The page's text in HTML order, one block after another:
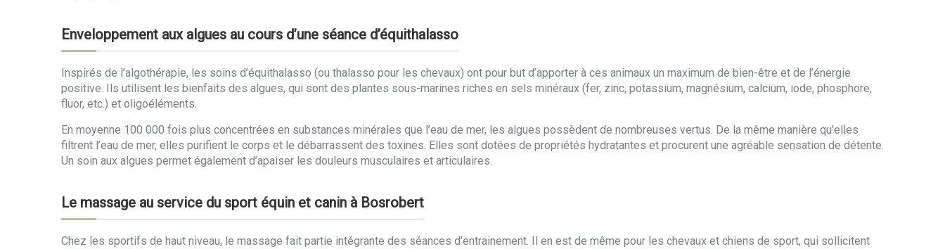
Enveloppement aux algues au cours d’une séance d’équithalasso
Inspirés de l’algothérapie, les soins d’équithalasso (ou thalasso pour les chevaux) ont pour but d’apporter à ces animaux un maximum de bien-être et de l’énergie
positive. Ils utilisent les bienfaits des algues, qui sont des plantes sous-marines riches en sels minéraux (fer, zinc, potassium, magnésium, calcium, iode, phosphore,
fluor, etc.) et oligoéléments.
En moyenne 100 000 fois plus concentrées en substances minérales que l’eau de mer, les algues possèdent de nombreuses vertus. De la même manière qu’elles
filtrent l’eau de mer, elles purifient le corps et le débarrassent des toxines. Elles sont dotées de propriétés hydratantes et procurent une agréable sensation de détente.
Un soin aux algues permet également d’apaiser les douleurs musculaires et articulaires.
Le massage au service du sport équin et canin à Bosrobert
Chez les sportifs de haut niveau, le massage fait partie intégrante des séances d’entrainement. Il en est de même pour les chevaux et chiens de sport, qui sollicitent